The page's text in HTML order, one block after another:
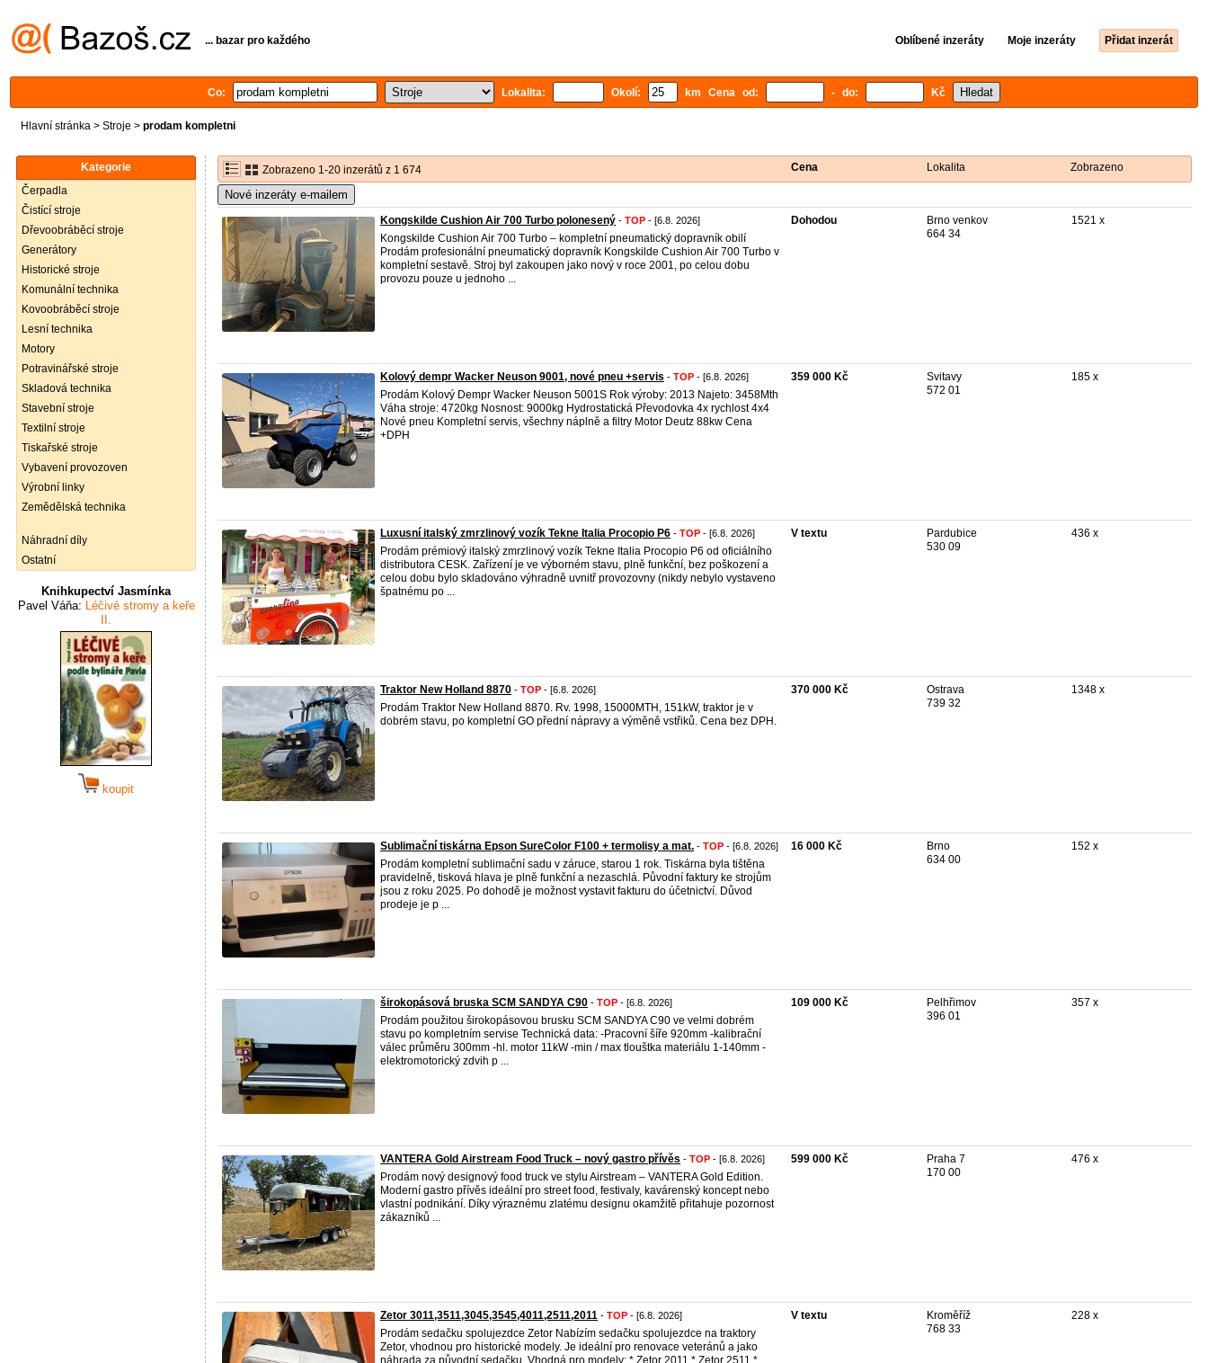
... bazar pro každého Oblíbené inzeráty Moje inzeráty Přidat inzerát
Co: Lokalita: Okolí: km Cena od: - do: Kč
Hlavní stránka > Stroje > prodam kompletni
Kategorie
Čerpadla
Čistící stroje
Dřevoobráběcí stroje
Generátory
Historické stroje
Komunální technika
Kovoobráběcí stroje
Lesní technika
Motory
Potravinářské stroje
Skladová technika
Stavební stroje
Textilní stroje
Tiskařské stroje
Vybavení provozoven
Výrobní linky
Zemědělská technika
Náhradní díly
Ostatní
Knihkupectví Jasmínka
Pavel Váňa: Léčivé stromy a keře
II.
koupit
Zobrazeno 1-20 inzerátů z 1 674 Cena Lokalita Zobrazeno
Nové inzeráty e-mailem
Kongskilde Cushion Air 700 Turbo polonesený - TOP - [6.8. 2026]
Kongskilde Cushion Air 700 Turbo – kompletní pneumatický dopravník obilí
Prodám profesionální pneumatický dopravník Kongskilde Cushion Air 700 Turbo v
kompletní sestavě. Stroj byl zakoupen jako nový v roce 2001, po celou dobu
provozu pouze u jednoho ...
Dohodou
Brno venkov
664 34
1521 x
Kolový dempr Wacker Neuson 9001, nové pneu +servis - TOP - [6.8. 2026]
Prodám Kolový Dempr Wacker Neuson 5001S Rok výroby: 2013 Najeto: 3458Mth
Váha stroje: 4720kg Nosnost: 9000kg Hydrostatická Převodovka 4x rychlost 4x4
Nové pneu Kompletní servis, všechny náplně a filtry Motor Deutz 88kw Cena
+DPH
359 000 Kč
Svitavy
572 01
185 x
Luxusní italský zmrzlinový vozík Tekne Italia Procopio P6 - TOP - [6.8. 2026]
Prodám prémiový italský zmrzlinový vozík Tekne Italia Procopio P6 od oficiálního
distributora CESK. Zařízení je ve výborném stavu, plně funkční, bez poškození a
celou dobu bylo skladováno výhradně uvnitř provozovny (nikdy nebylo vystaveno
špatnému po ...
V textu
Pardubice
530 09
436 x
Traktor New Holland 8870 - TOP - [6.8. 2026]
Prodám Traktor New Holland 8870. Rv. 1998, 15000MTH, 151kW, traktor je v
dobrém stavu, po kompletní GO přední nápravy a výměně vstřiků. Cena bez DPH.
370 000 Kč
Ostrava
739 32
1348 x
Sublimační tiskárna Epson SureColor F100 + termolisy a mat. - TOP - [6.8. 2026]
Prodám kompletní sublimační sadu v záruce, starou 1 rok. Tiskárna byla tištěna
pravidelně, tisková hlava je plně funkční a nezaschlá. Původní faktury ke strojům
jsou z roku 2025. Po dohodě je možnost vystavit fakturu do účetnictví. Důvod
prodeje je p ...
16 000 Kč
Brno
634 00
152 x
širokopásová bruska SCM SANDYA C90 - TOP - [6.8. 2026]
Prodám použitou širokopásovou brusku SCM SANDYA C90 ve velmi dobrém
stavu po kompletním servise Technická data: -Pracovní šíře 920mm -kalibrační
válec průměru 300mm -hl. motor 11kW -min / max tlouštka materiálu 1-140mm -
elektromotorický zdvih p ...
109 000 Kč
Pelhřimov
396 01
357 x
VANTERA Gold Airstream Food Truck – nový gastro přívěs - TOP - [6.8. 2026]
Prodám nový designový food truck ve stylu Airstream – VANTERA Gold Edition.
Moderní gastro přívěs ideální pro street food, festivaly, kavárenský koncept nebo
vlastní podnikání. Díky výraznému zlatému designu okamžitě přitahuje pozornost
zákazníků ...
599 000 Kč
Praha 7
170 00
476 x
Zetor 3011,3511,3045,3545,4011,2511,2011 - TOP - [6.8. 2026]
Prodám sedačku spolujezdce Zetor Nabízím sedačku spolujezdce na traktory
Zetor, vhodnou pro historické modely. Je ideální pro renovace veteránů a jako
náhrada za původní sedačku. Vhodná pro modely: * Zetor 2011 * Zetor 2511 *
V textu
Kroměříž
768 33
228 x